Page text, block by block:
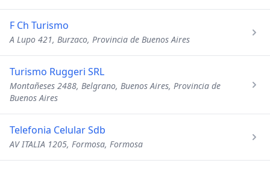
F Ch Turismo
A Lupo 421, Burzaco, Provincia de Buenos Aires
Turismo Ruggeri SRL
Montañeses 2488, Belgrano, Buenos Aires, Provincia de
Buenos Aires
Telefonia Celular Sdb
AV ITALIA 1205, Formosa, Formosa